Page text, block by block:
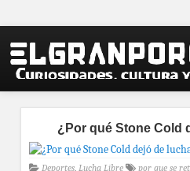
¿Por qué Stone Cold
Deportes, Lucha Libre por que se